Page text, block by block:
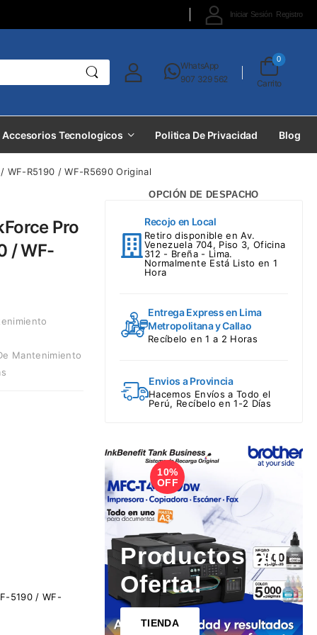
Iniciar Sesión Registro
WhatsApp
907 329 562
Carrito
0
Accesorios Tecnologicos Politica De Privacidad Blog
WF-R5190 / WF-R5690 Original
OPCIÓN DE DESPACHO
Recojo en Local
Retiro disponible en Av.
Venezuela 704, Piso 3, Oficina
312 - Breña - Lima.
Normalmente Está Listo en 1
Hora
Entrega Express en Lima
Metropolitana y Callao
Recíbelo en 1 a 2 Horas
Envios a Provincia
Hacemos Envíos a Todo el
Perú, Recíbelo en 1-2 Días
1
10%
OFF
Productos en
Oferta!
TIENDA
Pro
/ WF-
Mantenimiento
5190 / WF-